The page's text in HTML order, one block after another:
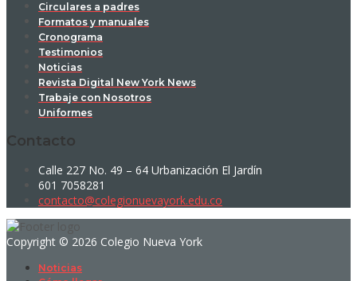
Circulares a padres
Formatos y manuales
Cronograma
Testimonios
Noticias
Revista Digital New York News
Trabaje con Nosotros
Uniformes
Contacto
Calle 227 No. 49 – 64 Urbanización El Jardín
601 7058281
contacto@colegionuevayork.edu.co
Copyright © 2026 Colegio Nueva York
Noticias